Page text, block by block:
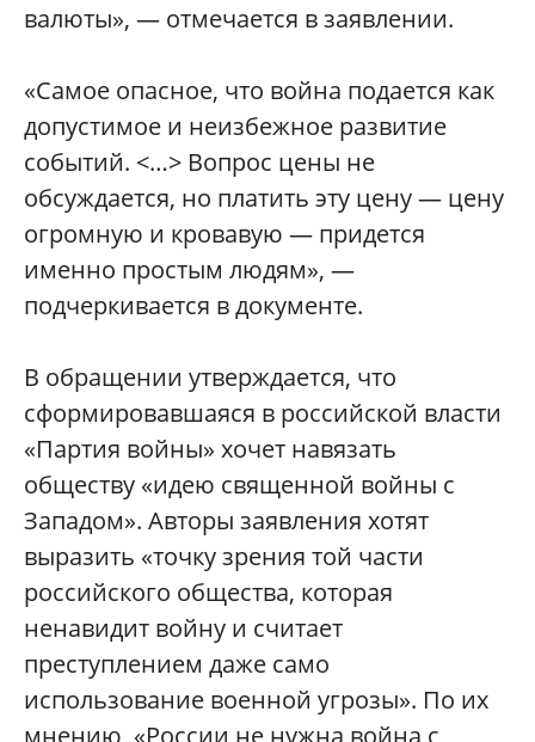
валюты», — отмечается в заявлении.
«Самое опасное, что война подается как
допустимое и неизбежное развитие
событий. <…> Вопрос цены не
обсуждается, но платить эту цену — цену
огромную и кровавую — придется
именно простым людям», —
подчеркивается в документе.
В обращении утверждается, что
сформировавшаяся в российской власти
«Партия войны» хочет навязать
обществу «идею священной войны с
Западом». Авторы заявления хотят
выразить «точку зрения той части
российского общества, которая
ненавидит войну и считает
преступлением даже само
использование военной угрозы». По их
мнению, «России не нужна война с